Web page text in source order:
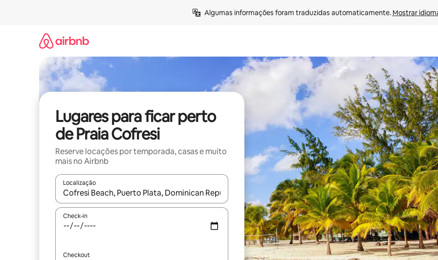
Algumas informações foram traduzidas automaticamente. Mostrar
Lugares para ficar perto
de Praia Cofresi
Reserve locações por temporada, casas e muito
mais no Airbnb
Localização
Quando os resultados estiverem disponíveis, explore-os usando as seta para cima e para baixo do teclado ou tocando
Check-in
Checkout